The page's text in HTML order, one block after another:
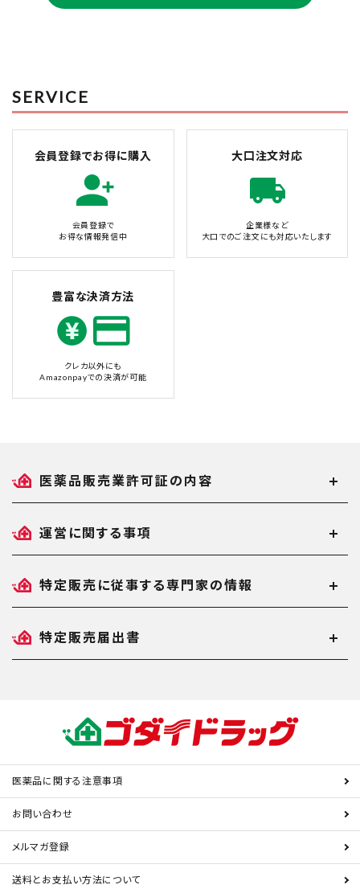
SERVICE
会員登録でお得に購入
会員登録で
お得な情報発信中
大口注文対応
企業様など
大口でのご注文にも対応いたします
豊富な決済方法
クレカ以外にも
Amazonpayでの決済が可能
医薬品販売業許可証の内容
運営に関する事項
特定販売に従事する専門家の情報
特定販売届出書
医薬品に関する注意事項
お問い合わせ
メルマガ登録
送料とお支払い方法について